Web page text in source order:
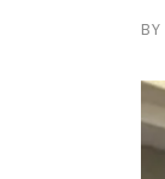
BY